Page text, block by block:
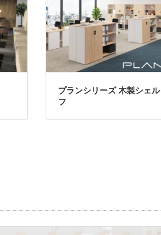
プランシリーズ 木製シェル
フ